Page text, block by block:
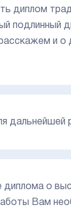
диплом
подлинный
и о
дальнейшей
диплома о
Вам